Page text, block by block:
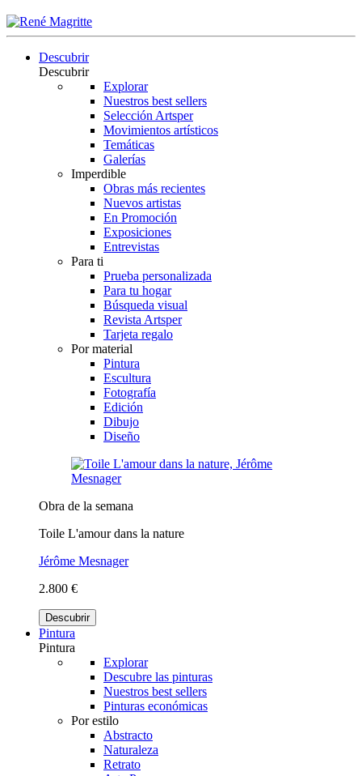
Descubrir
Descubrir
Explorar
Nuestros best sellers
Selección Artsper
Movimientos artísticos
Temáticas
Galerías
Imperdible
Obras más recientes
Nuevos artistas
En Promoción
Exposiciones
Entrevistas
Para ti
Prueba personalizada
Para tu hogar
Búsqueda visual
Revista Artsper
Tarjeta regalo
Por material
Pintura
Escultura
Fotografía
Edición
Dibujo
Diseño
Obra de la semana
Toile L'amour dans la nature
Jérôme Mesnager
2.800 €
Descubrir
Pintura
Pintura
Explorar
Descubre las pinturas
Nuestros best sellers
Pinturas económicas
Por estilo
Abstracto
Naturaleza
Retrato